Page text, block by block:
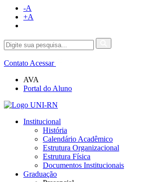
-A
+A
Contato Acessar
AVA
Portal do Aluno
Institucional
História
Calendário Acadêmico
Estrutura Organizacional
Estrutura Física
Documentos Institucionais
Graduação